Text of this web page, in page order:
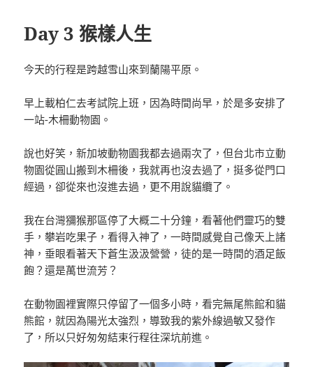
Day 3 猴樣人生
今天的行程是跨越雪山來到蘭陽平原。
早上載柏仁去考試院上班，因為時間尚早，於是多安排了
一站-木柵動物園。
說也好笑，新加坡動物園我都去過兩次了，但台北市立動
物園從圓山搬到木柵後，我就再也沒去過了，挺多從門口
經過，卻從來也沒進去過，更不用說貓纜了。
我在台灣獼猴那區停了大概二十分鐘，看著他們靈巧的雙
手，攀岩吃果子，看得入神了，一時間感覺自己像天上諸
神，垂眼看著天下蒼生汲汲營營，徒的是一時間的酒足飯
飽？還是萬世流芳？
在動物園裡實際只停留了一個多小時，看完無尾熊館和貓
熊館，就因為陽光太強烈，導致我的紫外線過敏又發作
了，所以只好匆匆結束行程往深坑前進。